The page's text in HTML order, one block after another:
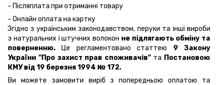
- Післяплата при отриманні товару
- Онлайн оплата на картку
Згідно з українським законодавством, перуки та інші вироби
з натуральних і штучних волокон не підлягають обміну та
поверненню. Це регламентовано статтею 9 Закону
України "Про захист прав споживачів" та Постановою
КМУ від 19 березня 1994 № 172.
Ви можете замовити виріб з попередньою оплатою та